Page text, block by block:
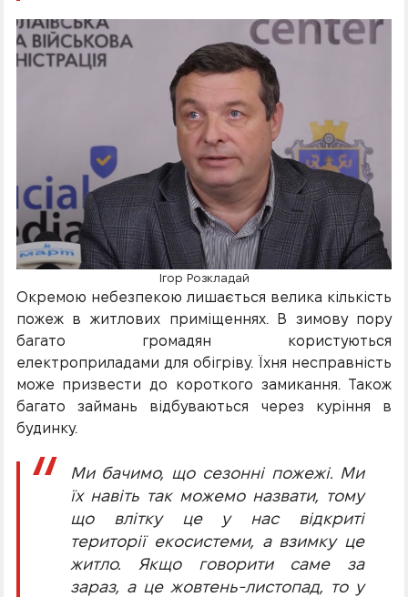
Ігор Розкладай
Окремою небезпекою лишається велика кількість
пожеж в житлових приміщеннях. В зимову пору
багато громадян користуються
електроприладами для обігріву. Їхня несправність
може призвести до короткого замикання. Також
багато займань відбуваються через куріння в
будинку.
Ми бачимо, що сезонні пожежі. Ми
їх навіть так можемо назвати, тому
що влітку це у нас відкриті
території екосистеми, а взимку це
житло. Якщо говорити саме за
зараз, а це жовтень-листопад, то у